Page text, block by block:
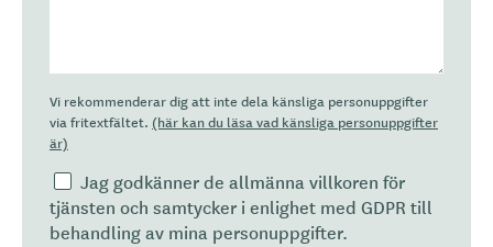
Vi rekommenderar dig att inte dela känsliga personuppgifter
via fritextfältet. (här kan du läsa vad känsliga personuppgifter
är)
Jag godkänner de allmänna villkoren för
tjänsten och samtycker i enlighet med GDPR till
behandling av mina personuppgifter.